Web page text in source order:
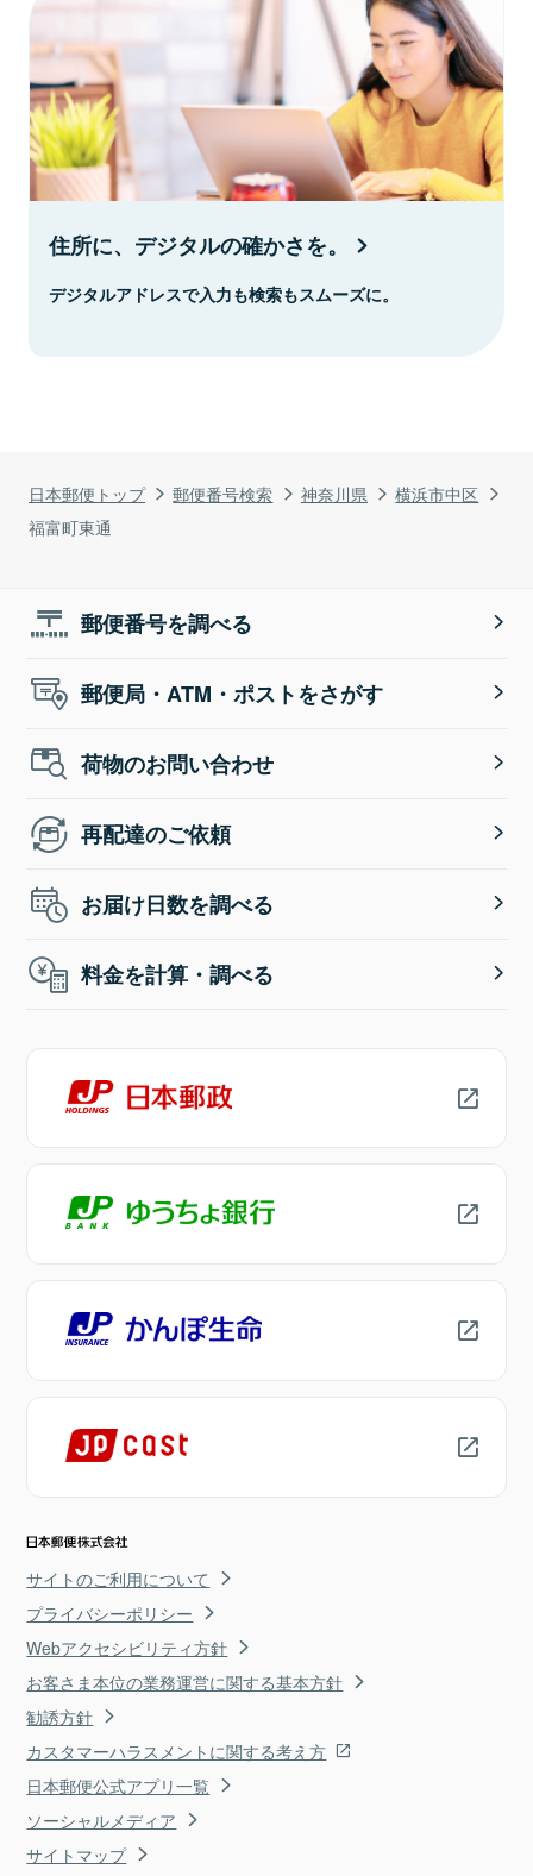
日本郵便トップ 郵便番号検索 神奈川県
横浜市中区
福富町東通
住所に、デジタルの確かさを。
デジタルアドレスで入力も検索もスムーズに。
郵便番号を調べる
郵便局・ATM・ポストをさがす
荷物のお問い合わせ
再配達のご依頼
お届け日数を調べる
料金を計算・調べる
サイトのご利用について
プライバシーポリシー
Webアクセシビリティ方針
お客さま本位の業務運営に関する基本方針
勧誘方針
カスタマーハラスメントに関する考え方
日本郵便公式アプリ一覧
ソーシャルメディア
サイトマップ